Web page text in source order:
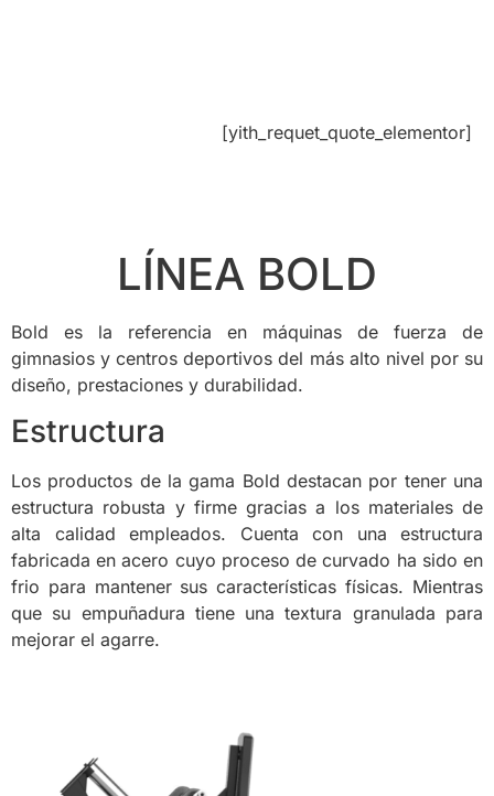
[yith_requet_quote_elementor]
LÍNEA BOLD
Bold es la referencia en máquinas de fuerza de
gimnasios y centros deportivos del más alto nivel por su
diseño, prestaciones y durabilidad.
Estructura
Los productos de la gama Bold destacan por tener una
estructura robusta y firme gracias a los materiales de
alta calidad empleados. Cuenta con una estructura
fabricada en acero cuyo proceso de curvado ha sido en
frio para mantener sus características físicas. Mientras
que su empuñadura tiene una textura granulada para
mejorar el agarre.